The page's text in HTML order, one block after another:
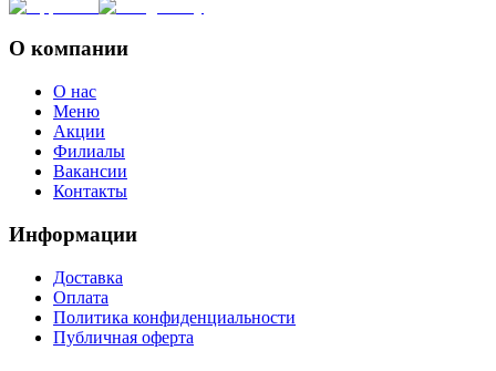
О компании
О нас
Меню
Акции
Филиалы
Вакансии
Контакты
Информации
Доставка
Оплата
Политика конфиденциальности
Публичная оферта